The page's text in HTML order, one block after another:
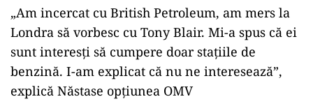
„Am incercat cu British Petroleum, am mers la
Londra să vorbesc cu Tony Blair. Mi-a spus că ei
sunt interesți să cumpere doar stațiile de
benzină. I-am explicat că nu ne interesează”,
explică Năstase opțiunea OMV